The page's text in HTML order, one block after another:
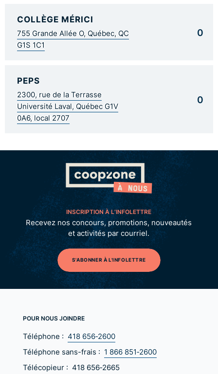
COLLÈGE MÉRICI
755 Grande Allée O, Québec, QC
G1S 1C1
0
PEPS
2300, rue de la Terrasse
Université Laval, Québec G1V
0A6, local 2707
0
INSCRIPTION À L’INFOLETTRE
Recevez nos concours, promotions, nouveautés
et activités par courriel.
S'ABONNER À L'INFOLETTRE
POUR NOUS JOINDRE
Téléphone : 418 656‑2600
Téléphone sans-frais : 1 866 851‑2600
Télécopieur : 418 656‑2665